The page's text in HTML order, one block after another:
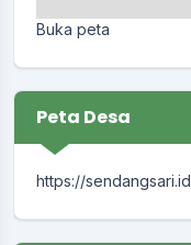
Buka peta
Peta Desa
https://